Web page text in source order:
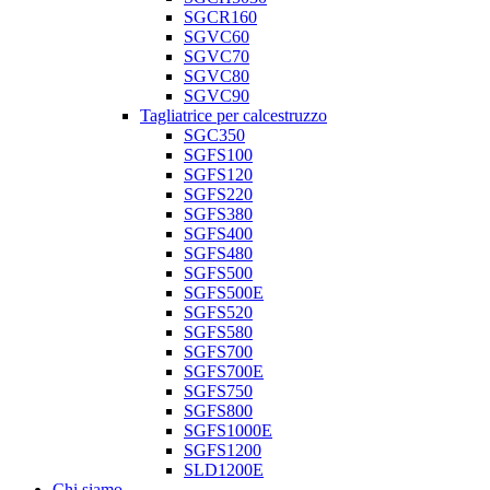
SGCR160
SGVC60
SGVC70
SGVC80
SGVC90
Tagliatrice per calcestruzzo
SGC350
SGFS100
SGFS120
SGFS220
SGFS380
SGFS400
SGFS480
SGFS500
SGFS500E
SGFS520
SGFS580
SGFS700
SGFS700E
SGFS750
SGFS800
SGFS1000E
SGFS1200
SLD1200E